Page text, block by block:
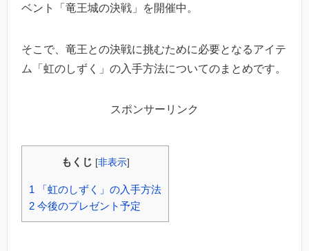
ベント「竜王城の決戦」を開催中。
そこで、竜王との決戦に挑むために必要となるアイテ
ム「虹のしずく」の入手方法についてのまとめです。
スポンサーリンク
もくじ [非表示]
1 「虹のしずく」の入手方法
2 今後のプレゼント予定